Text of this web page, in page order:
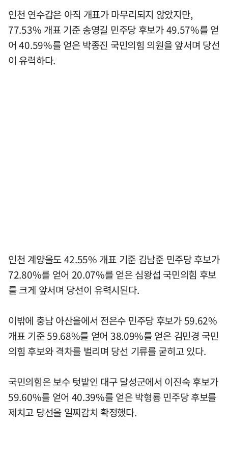
인천 연수갑은 아직 개표가 마무리되지 않았지만,
77.53% 개표 기준 송영길 민주당 후보가 49.57%를 얻
어 40.59%를 얻은 박종진 국민의힘 의원을 앞서며 당선
이 유력하다.
인천 계양을도 42.55% 개표 기준 김남준 민주당 후보가
72.80%를 얻어 20.07%를 얻은 심왕섭 국민의힘 후보
를 크게 앞서며 당선이 유력시된다.
이밖에 충남 아산을에서 전은수 민주당 후보가 59.62%
개표 기준 59.68%를 얻어 38.09%를 얻은 김민경 국민
의힘 후보와 격차를 벌리며 당선 기류를 굳히고 있다.
국민의힘은 보수 텃밭인 대구 달성군에서 이진숙 후보가
59.60%를 얻어 40.39%를 얻은 박형룡 민주당 후보를
제치고 당선을 일찌감치 확정했다.